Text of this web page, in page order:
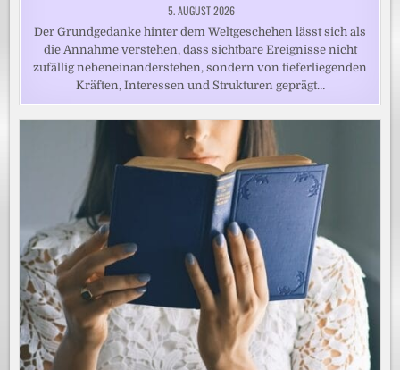
5. AUGUST 2026
Der Grundgedanke hinter dem Weltgeschehen lässt sich als
die Annahme verstehen, dass sichtbare Ereignisse nicht
zufällig nebeneinanderstehen, sondern von tieferliegenden
Kräften, Interessen und Strukturen geprägt…